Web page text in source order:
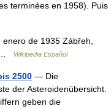
terminées en 1958). Puis
de 1935 Zábřeh,
…
Wikipedia Español
2500 — Die
der Asteroidenübersicht.
geben die